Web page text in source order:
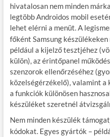
hivatalosan nem minden
legtöbb Androidos mobil
lehet elérni a menüt. A
főként Samsung
például a kijelző tesztjéhez
külön), az érintőpanel
szenzorok ellenőrzéséhez
közelségérzékelő), valamint a
a funkciók különösen
készüléket szeretnél
Nem minden készülék
kódokat. Egyes gyártók –